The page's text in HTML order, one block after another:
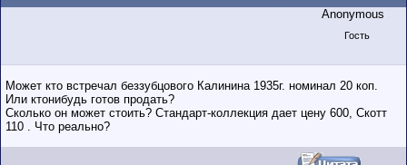
Anonymous
Гость
Может кто встречал беззубцового Калинина 1935г. номинал 20 коп.
Или ктонибудь готов продать?
Сколько он может стоить? Стандарт-коллекция дает цену 600, Скотт
110 . Что реально?